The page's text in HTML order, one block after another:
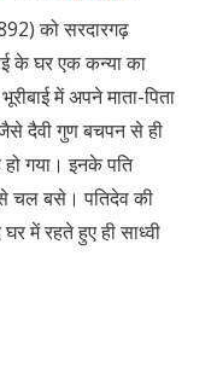
को सरदारगढ़
के घर एक कन्या का
में अपने माता-पिता
जैसे दैवी गुण बचपन से ही
गया। इनके पति
चल बसे। पतिदेव की
में रहते हुए ही साध्वी